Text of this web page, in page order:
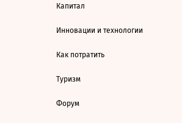
Капитал
Инновации и технологии
Как потратить
Туризм
Форум